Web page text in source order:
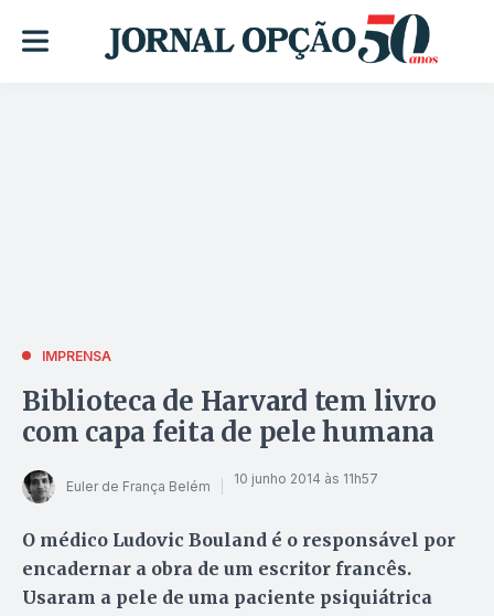
IMPRENSA
Biblioteca de Harvard tem livro
com capa feita de pele humana
Euler de França Belém 10 junho 2014 às 11h57
O médico Ludovic Bouland é o responsável por
encadernar a obra de um escritor francês.
Usaram a pele de uma paciente psiquiátrica